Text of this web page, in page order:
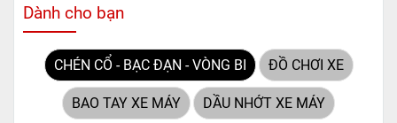
thông thường, mà còn là giải
pháp hoàn hảo được thiết kế
dành riêng cho "chiến mã"
này. Vớicông nghệ MF
(Maintenance Free)tiên tiến,
loại ắc quy khô này hoàn
Dành cho bạn
CHÉN CỔ - BẠC ĐẠN - VÒNG BI ĐỒ CHƠI XE
BAO TAY XE MÁY DẦU NHỚT XE MÁY